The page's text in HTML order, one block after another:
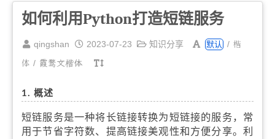
如何利用Python打造短链服务
qingshan 2023-07-23 知识分享 默认 / 楷
体 / 霞鹜文楷体
1. 概述
短链服务是一种将长链接转换为短链接的服务，常
用于节省字符数、提高链接美观性和方便分享。利